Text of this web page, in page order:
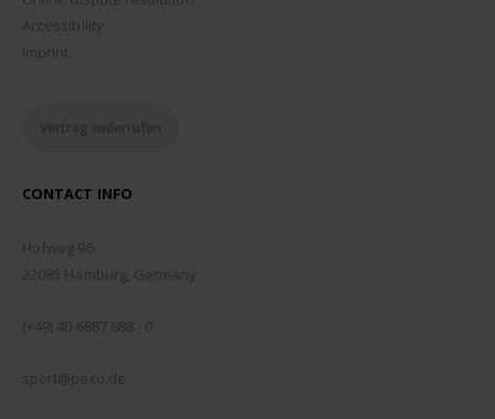
Accessibility
Imprint
Vertrag widerrufen
CONTACT INFO
Hofweg 96
22085 Hamburg, Germany
(+49) 40 6887 688 - 0
sport@peco.de